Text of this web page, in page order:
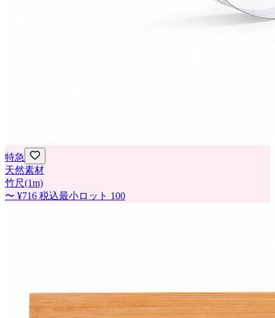
特急
天然素材
竹尺(1m)
〜 ¥716 税込最小ロット 100